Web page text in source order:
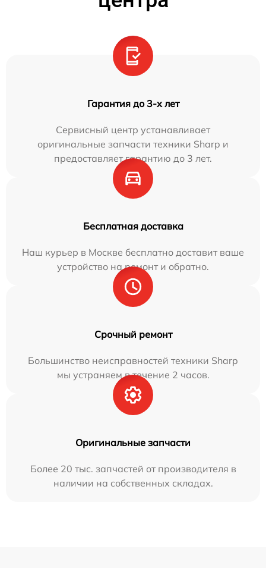
Гарантия до 3-х лет
Сервисный центр устанавливает
оригинальные запчасти техники Sharp и
предоставляет гарантию до 3 лет.
Бесплатная доставка
Наш курьер в Москве бесплатно доставит ваше
устройство на ремонт и обратно.
Срочный ремонт
Большинство неисправностей техники Sharp
мы устраняем в течение 2 часов.
Оригинальные запчасти
Более 20 тыс. запчастей от производителя в
наличии на собственных складах.